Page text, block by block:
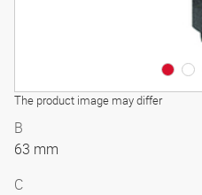
The product image may differ
B
63 mm
C